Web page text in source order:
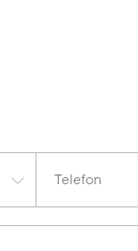
Telefon